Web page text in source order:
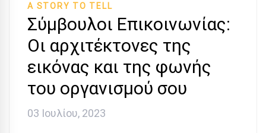
A STORY TO TELL
Σύμβουλοι Επικοινωνίας:
Οι αρχιτέκτονες της
εικόνας και της φωνής
του οργανισμού σου
03 Ιουλίου, 2023